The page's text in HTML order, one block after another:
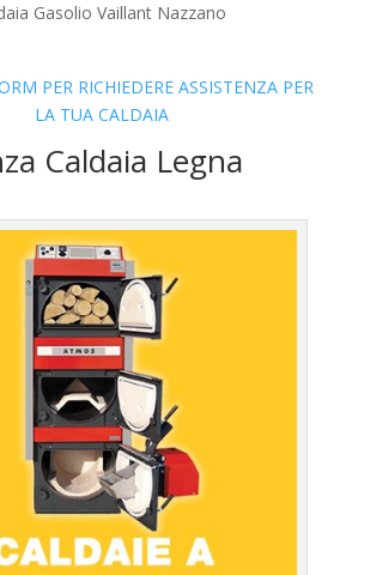
Gasolio Vaillant Nazzano
PER RICHIEDERE ASSISTENZA PER
LA TUA CALDAIA
Caldaia Legna